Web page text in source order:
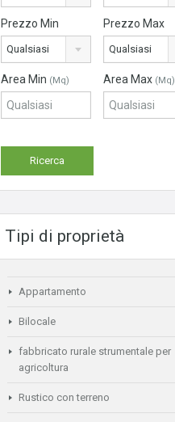
Prezzo Min
Qualsiasi
Prezzo Max
Qualsiasi
Area Min (Mq) Area Max (Mq)
Tipi di proprietà
Appartamento
Bilocale
fabbricato rurale strumentale per
agricoltura
Rustico con terreno